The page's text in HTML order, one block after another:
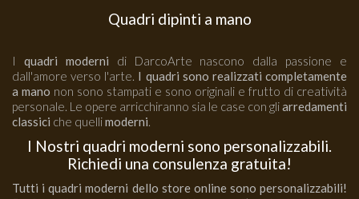
quadri moderni
Quadri Non solo parole
Quadri Unici
Quiete
Red Light
Quadri dipinti a mano
I quadri moderni di DarcoArte nascono dalla passione e
dall'amore verso l'arte. I quadri sono realizzati completamente
a mano non sono stampati e sono originali e frutto di creatività
personale. Le opere arricchiranno sia le case con gliarredamenti
classici che quellimoderni.
I Nostri quadri moderni sono personalizzabili.
Richiedi una consulenza gratuita!
Tutti i quadri moderni dello store online sono personalizzabili!